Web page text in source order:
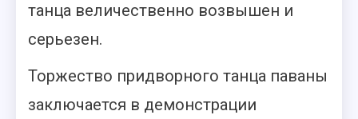
танца величественно возвышен и
серьезен.
Торжество придворного танца паваны
заключается в демонстрации